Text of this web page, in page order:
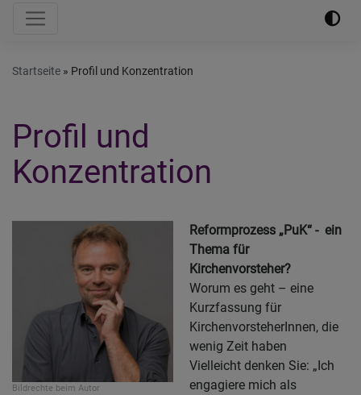
Hauptnavigation
Startseite Profil und Konzentration
Profil und
Konzentration
Bildrechte beim Autor
Reformprozess „PuK“ - ein
Thema für
Kirchenvorsteher?
Worum es geht – eine
Kurzfassung für
KirchenvorsteherInnen, die
wenig Zeit haben
Vielleicht denken Sie: „Ich
engagiere mich als